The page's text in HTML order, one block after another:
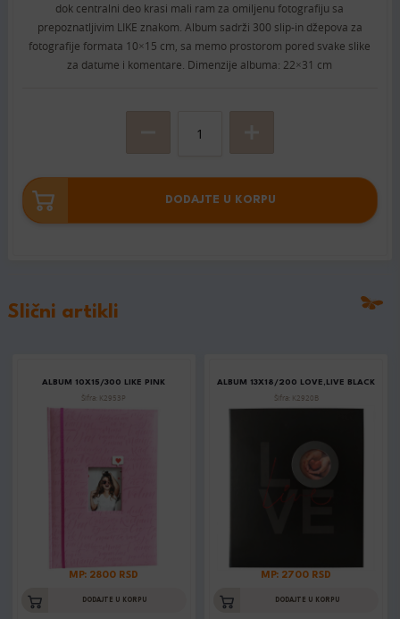
dok centralni deo krasi mali ram za omiljenu fotografiju sa
prepoznatljivim LIKE znakom. Album sadrži 300 slip-in džepova za
fotografije formata 10×15 cm, sa memo prostorom pored svake slike
za datume i komentare. Dimenzije albuma: 22×31 cm
DODAJTE U KORPU
Slični artikli
ALBUM 10X15/300 LIKE PINK
Šifra: K2953P
MP: 2800 RSD
DODAJTE U KORPU
ALBUM 13X18/200 LOVE,LIVE BLACK
Šifra: K2920B
MP: 2700 RSD
DODAJTE U KORPU